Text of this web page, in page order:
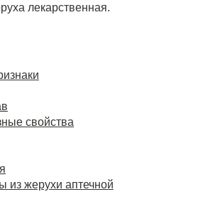
лекарственная.
свойства
из жерухи аптечной